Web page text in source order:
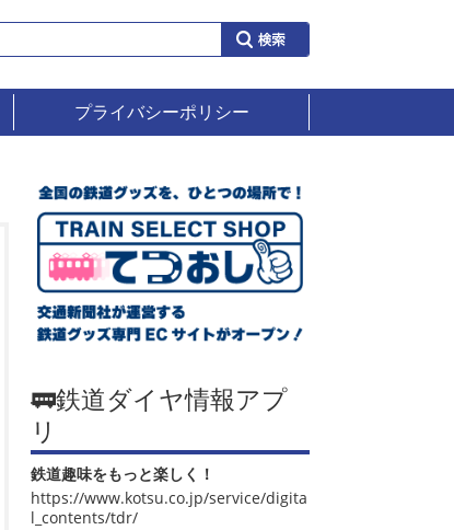
プライバシーポリシー
🚃鉄道ダイヤ情報アプ
リ
鉄道趣味をもっと楽しく！
https://www.kotsu.co.jp/service/digita
l_contents/tdr/